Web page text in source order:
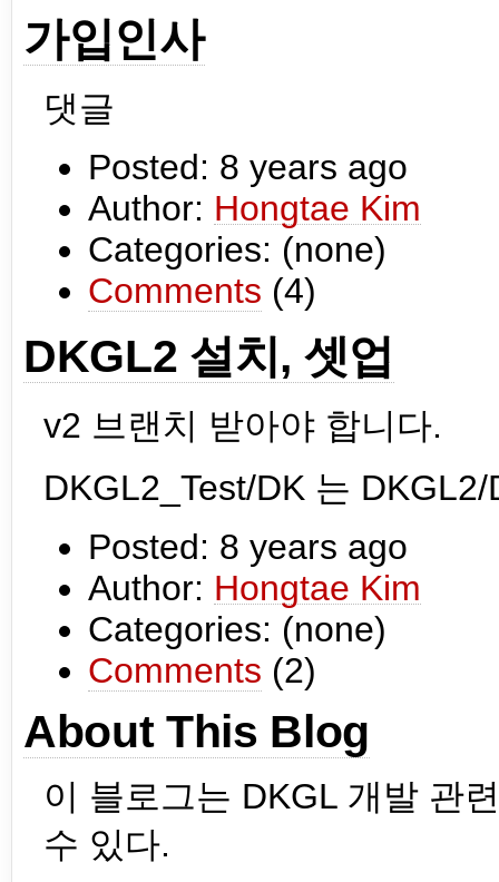
가입인사
댓글
Posted: 8 years ago
Author: Hongtae Kim
Categories: (none)
Comments (4)
DKGL2 설치, 셋업
v2 브랜치 받아야 합니다.
DKGL2_Test/DK 는
Posted: 8 years ago
Author: Hongtae Kim
Categories: (none)
Comments (2)
About This Blog
이 블로그는 DKGL 개발 관
수 있다.